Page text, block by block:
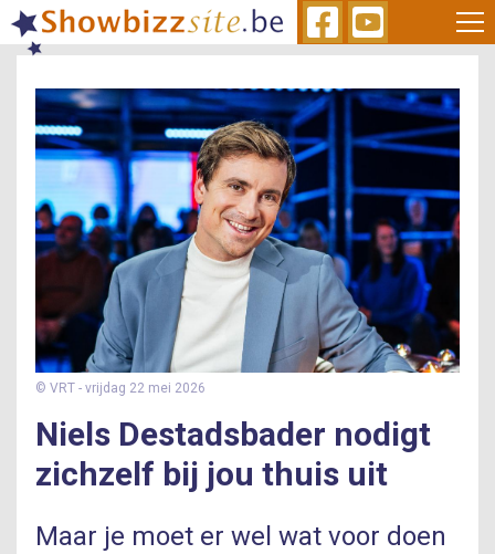
Skip
to
content
© VRT - vrijdag 22 mei 2026
Niels Destadsbader nodigt
zichzelf bij jou thuis uit
Maar je moet er wel wat voor doen